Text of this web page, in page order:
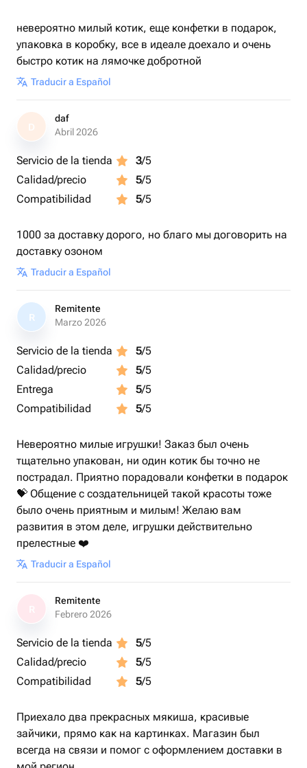
невероятно милый котик, еще конфетки в подарок,
упаковка в коробку, все в идеале доехало и очень
быстро котик на лямочке добротной
Traducir a Español
D
daf
Abril 2026
Servicio de la tienda 3/5
Calidad/precio
5/5
Compatibilidad
5/5
1000 за доставку дорого, но благо мы договорить на
доставку озоном
Traducir a Español
R
Remitente
Marzo 2026
Servicio de la tienda 5/5
Calidad/precio
5/5
Entrega
5/5
Compatibilidad
5/5
Невероятно милые игрушки! Заказ был очень
тщательно упакован, ни один котик бы точно не
пострадал. Приятно порадовали конфетки в подарок
💝 Общение с создательницей такой красоты тоже
было очень приятным и милым! Желаю вам
развития в этом деле, игрушки действительно
прелестные ❤️
Traducir a Español
Remitente
Febrero 2026
Servicio de la tienda 5/5
Calidad/precio
5/5
Compatibilidad
5/5
Приехало два прекрасных мякиша, красивые
зайчики, прямо как на картинках. Магазин был
всегда на связи и помог с оформлением доставки в